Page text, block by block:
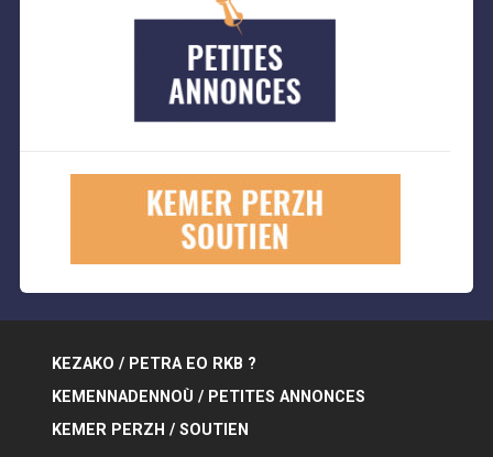
KEZAKO / PETRA EO RKB ?
KEMENNADENNOÙ / PETITES ANNONCES
KEMER PERZH / SOUTIEN